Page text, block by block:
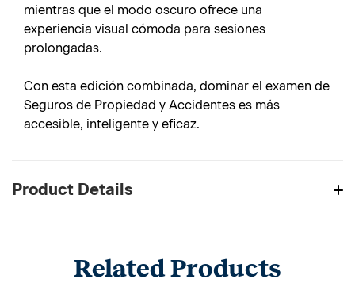
mientras que el modo oscuro ofrece una
experiencia visual cómoda para sesiones
prolongadas.
Con esta edición combinada, dominar el examen de
Seguros de Propiedad y Accidentes es más
accesible, inteligente y eficaz.
Product Details
Related Products